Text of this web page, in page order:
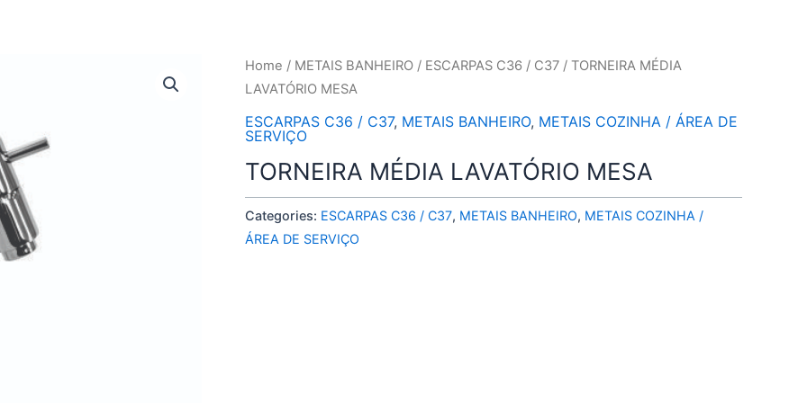
Home / METAIS BANHEIRO / ESCARPAS C36 / C37 / TORNEIRA MÉDIA
LAVATÓRIO MESA
ESCARPAS C36 / C37, METAIS BANHEIRO, METAIS COZINHA / ÁREA DE
SERVIÇO
TORNEIRA MÉDIA LAVATÓRIO MESA
Categories: ESCARPAS C36 / C37, METAIS BANHEIRO, METAIS COZINHA /
ÁREA DE SERVIÇO